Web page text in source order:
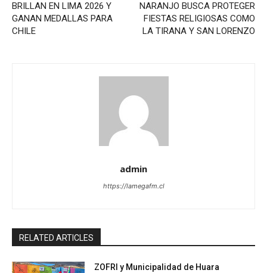
BRILLAN EN LIMA 2026 Y
GANAN MEDALLAS PARA
CHILE
NARANJO BUSCA PROTEGER
FIESTAS RELIGIOSAS COMO
LA TIRANA Y SAN LORENZO
admin
https://lamegafm.cl
RELATED ARTICLES
ZOFRI y Municipalidad de Huara